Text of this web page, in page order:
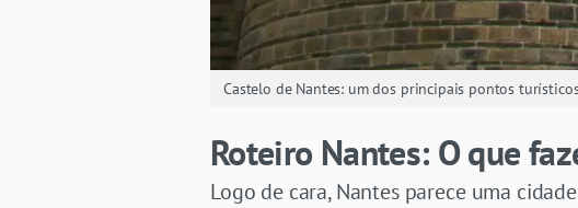
Castelo de Nantes: um dos principais pontos
Roteiro Nantes: O que
Logo de cara, Nantes parece uma